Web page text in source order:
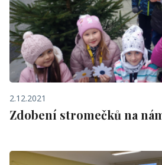
2.12.2021
Zdobení stromečků na